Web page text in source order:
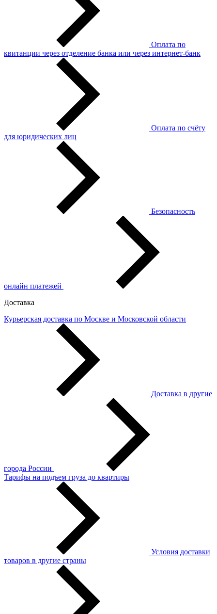
Оплата по
квитанции через отделение банка или через интернет-банк
Оплата по счёту
для юридических лиц
Безопасность
онлайн платежей
Доставка
Курьерская доставка по Москве и Московской области
Доставка в другие
города России
Тарифы на подъем груза до квартиры
Условия доставки
товаров в другие страны